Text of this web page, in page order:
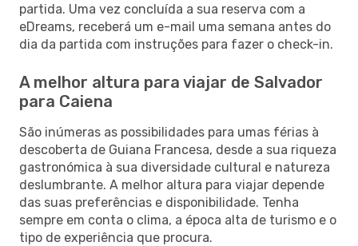
partida. Uma vez concluída a sua reserva com a
eDreams, receberá um e-mail uma semana antes do
dia da partida com instruções para fazer o check-in.
A melhor altura para viajar de Salvador
para Caiena
São inúmeras as possibilidades para umas férias à
descoberta de Guiana Francesa, desde a sua riqueza
gastronómica à sua diversidade cultural e natureza
deslumbrante. A melhor altura para viajar depende
das suas preferências e disponibilidade. Tenha
sempre em conta o clima, a época alta de turismo e o
tipo de experiência que procura.